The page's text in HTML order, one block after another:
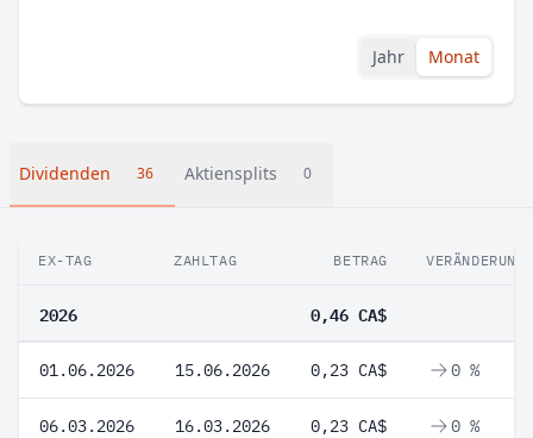
Jahr Monat
Dividenden 36 Aktiensplits 0
EX-TAG ZAHLTAG BETRAG VERÄNDERUNG
2026 0,46 CA$
01.06.2026 15.06.2026 0,23 CA$ 0 %
06.03.2026 16.03.2026 0,23 CA$ 0 %